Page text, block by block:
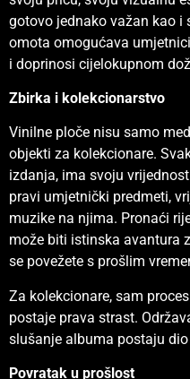
gotovo jednako važan kao
omota omogućava
i doprinosi cijelokupnom
Zbirka i kolekcionarstvo
Vinilne ploče nisu samo
objekti za kolekcionare.
izdanja, ima svoju
pravi umjetnički predmeti,
muzike na njima. Pronaći
može biti istinska avantura
se povežete s prošlim
Za kolekcionare, sam
postaje prava strast.
slušanje albuma postaju
Povratak u prošlost